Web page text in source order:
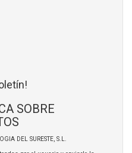
SOBRE
DEL SURESTE, S.L.